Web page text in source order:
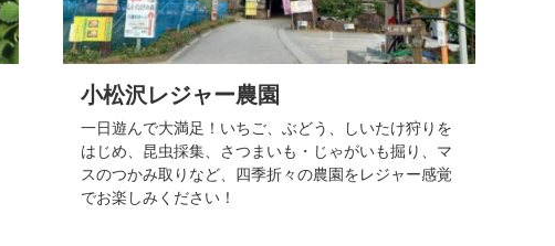
小松沢レジャー農園
一日遊んで大満足！いちご、ぶどう、しいたけ狩りを
はじめ、昆虫採集、さつまいも・じゃがいも掘り、マ
スのつかみ取りなど、四季折々の農園をレジャー感覚
でお楽しみください！